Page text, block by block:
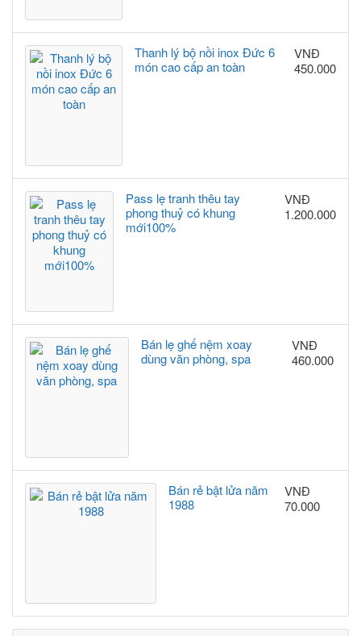
Thanh lý bộ nồi inox Đức 6
món cao cấp an toàn
VNĐ
450.000
Pass lẹ tranh thêu tay
phong thuỷ có khung
mới100%
VNĐ
1.200.000
Bán lẹ ghế nệm xoay
dùng văn phòng, spa
VNĐ
460.000
Bán rẻ bật lửa năm
1988
VNĐ
70.000